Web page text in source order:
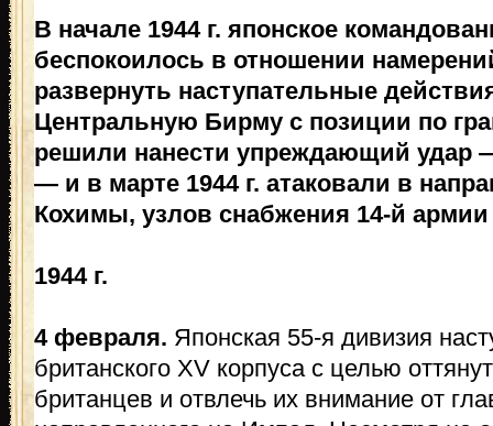
В начале 1944 г. японское
беспокоилось в отношении
развернуть наступательные
Центральную Бирму с позиции по
решили нанести упреждающий удар
— и в марте 1944 г. атаковали в
Кохимы, узлов снабжения 14-й
1944 г.
4 февраля. Японская 55-я дивизия
британского XV корпуса с целью
британцев и отвлечь их внимание от